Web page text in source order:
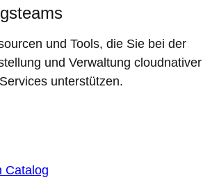
und Tools, die Sie bei der
und Verwaltung cloudnativer
unterstützen.
Catalog